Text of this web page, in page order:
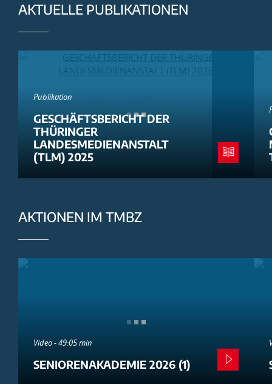
AKTUELLE PUBLIKATIONEN
Publikation
GESCHÄFTSBERICHT DER
THÜRINGER
LANDESMEDIENANSTALT
(TLM) 2025
AKTIONEN IM TMBZ
Video - 49:05 min
SENIORENAKADEMIE 2026 (1)